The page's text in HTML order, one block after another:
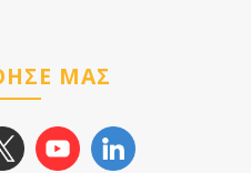
ΜΑΣ